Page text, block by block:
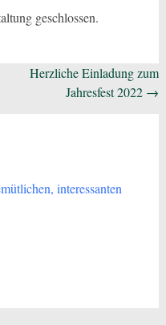
geschlossen.
Herzliche Einladung zum
Jahresfest 2022 →
interessanten